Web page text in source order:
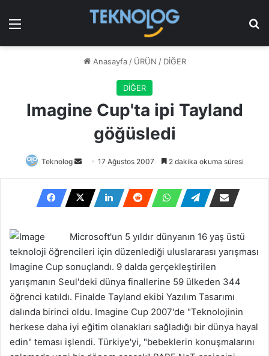
Menü
Anasayfa / ÜRÜN / DİĞER
DİĞER
Imagine Cup'ta ipi Tayland
göğüsledi
Teknolog
Bir
posta
göndermek
17 Ağustos 2007 2 dakika okuma süresi
Microsoft'un 5 yıldır dünyanın 16 yaş üstü
teknoloji öğrencileri için düzenlediği uluslararası yarışması
Imagine Cup sonuçlandı. 9 dalda gerçekleştirilen
yarışmanın Seul'deki dünya finallerine 59 ülkeden 344
öğrenci katıldı. Finalde Tayland ekibi Yazılım Tasarımı
dalında birinci oldu. Imagine Cup 2007'de "Teknolojinin
herkese daha iyi eğitim olanakları sağladığı bir dünya hayal
edin" teması işlendi. Türkiye'yi, "bebeklerin konuşmalarını